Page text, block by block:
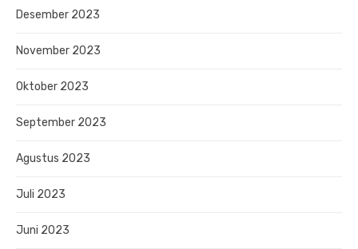
Desember 2023
November 2023
Oktober 2023
September 2023
Agustus 2023
Juli 2023
Juni 2023